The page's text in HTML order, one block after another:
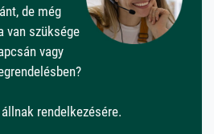
de még
van szüksége
vagy
rendelkezésére.